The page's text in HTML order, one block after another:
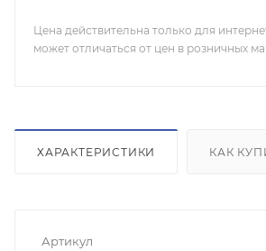
Цена действительна только для
может отличаться от цен в розничных
ХАРАКТЕРИСТИКИ КАК
Артикул